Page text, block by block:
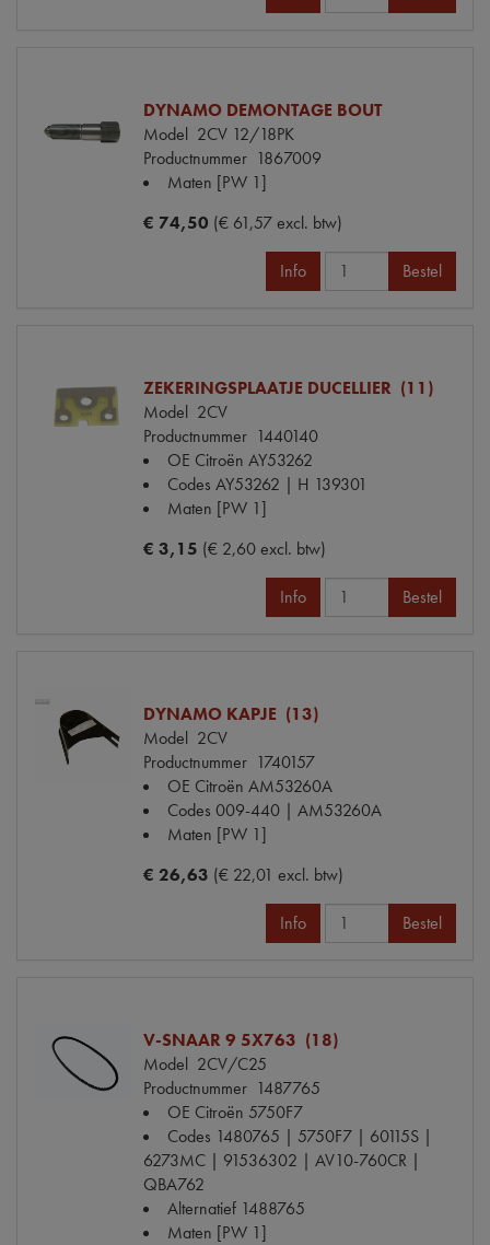
DYNAMO DEMONTAGE BOUT
Model 2CV 12/18PK
Productnummer 1867009
Maten [PW 1]
€ 74,50 (€ 61,57 excl. btw)
Info Bestel
ZEKERINGSPLAATJE DUCELLIER (11)
Model 2CV
Productnummer 1440140
OE Citroën AY53262
Codes AY53262 | H 139301
Maten [PW 1]
€ 3,15 (€ 2,60 excl. btw)
Info Bestel
DYNAMO KAPJE (13)
Model 2CV
Productnummer 1740157
OE Citroën AM53260A
Codes 009-440 | AM53260A
Maten [PW 1]
€ 26,63 (€ 22,01 excl. btw)
Info Bestel
V-SNAAR 9 5X763 (18)
Model 2CV/C25
Productnummer 1487765
OE Citroën 5750F7
Codes 1480765 | 5750F7 | 60115S |
6273MC | 91536302 | AV10-760CR |
QBA762
Alternatief 1488765
Maten [PW 1]